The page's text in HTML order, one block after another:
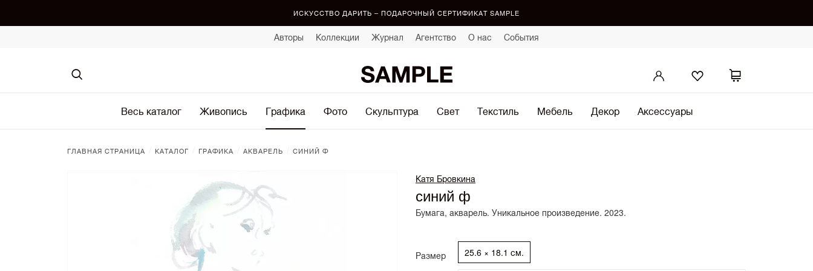
ИСКУССТВО ДАРИТЬ – ПОДАРОЧНЫЙ СЕРТИФИКАТ SAMPLE
Авторы Коллекции Журнал Агентство О нас События
Весь каталог Живопись Графика Фото Скульптура Свет Текстиль Мебель Декор Аксессуары
ГЛАВНАЯ СТРАНИЦА КАТАЛОГ ГРАФИКА АКВАРЕЛЬ СИНИЙ Ф
Катя Бровкина
синий ф
Бумага, акварель. Уникальное произведение. 2023.
Размер 25.6 × 18.1 см.